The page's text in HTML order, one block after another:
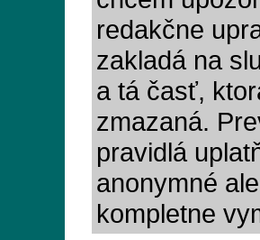
redakčne
zakladá na
a tá časť,
zmazaná.
pravidlá
anonymné
kompletne